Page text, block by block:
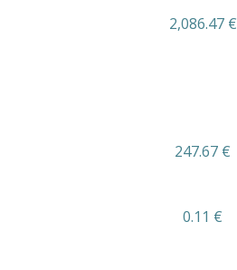
2,086.47 €
247.67 €
0.11 €